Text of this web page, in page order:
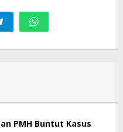
PMH Buntut Kasus